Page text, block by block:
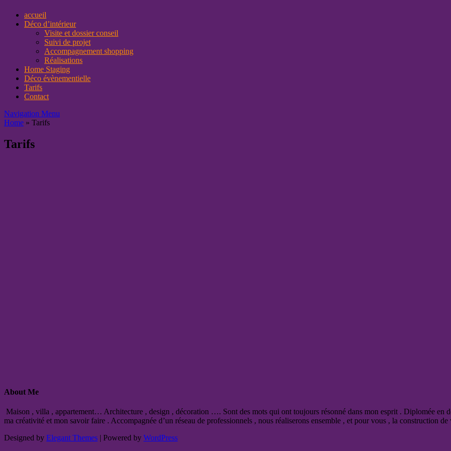
accueil
Déco d’intérieur
Visite et dossier conseil
Suivi de projet
Accompagnement shopping
Réalisations
Home Staging
Déco évènementielle
Tarifs
Contact
Navigation Menu
Home » Tarifs
Tarifs
About Me
Maison , villa , appartement… Architecture , design , décoration …. Sont des mots qui ont toujours résonné dans mon esprit . Diplomée en
ma créativité et mon savoir faire . Accompagnée d’un réseau de professionnels , nous réaliserons ensemble , et pour vous , la construction
Designed by Elegant Themes | Powered by WordPress